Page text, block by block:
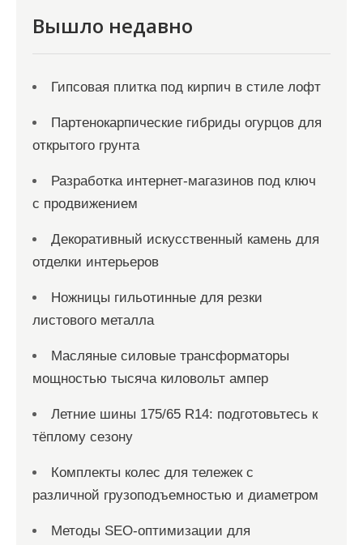
м
Вышло недавно
Гипсовая плитка под кирпич в стиле лофт
Партенокарпические гибриды огурцов для
открытого грунта
Разработка интернет-магазинов под ключ
с продвижением
Декоративный искусственный камень для
отделки интерьеров
Ножницы гильотинные для резки
листового металла
Масляные силовые трансформаторы
мощностью тысяча киловольт ампер
Летние шины 175/65 R14: подготовьтесь к
тёплому сезону
Комплекты колес для тележек с
различной грузоподъемностью и диаметром
Методы SEO-оптимизации для